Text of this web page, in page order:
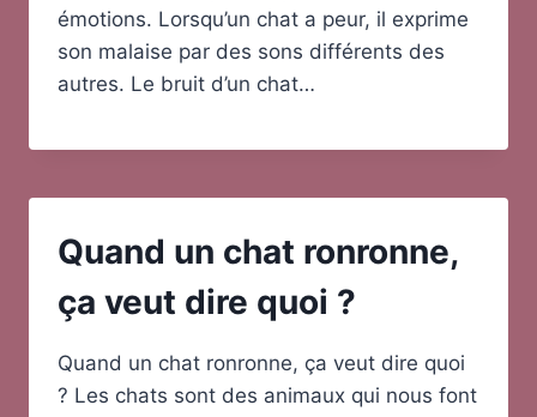
émotions. Lorsqu’un chat a peur, il exprime
son malaise par des sons différents des
autres. Le bruit d’un chat…
Quand un chat ronronne,
ça veut dire quoi ?
Quand un chat ronronne, ça veut dire quoi
? Les chats sont des animaux qui nous font